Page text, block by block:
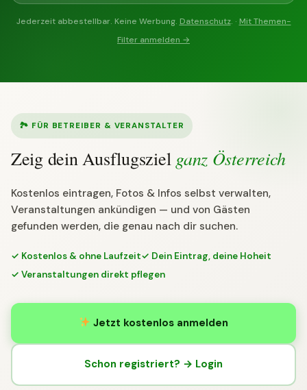
Jederzeit abbestellbar. Keine Werbung. Datenschutz. · Mit Themen-
Filter anmelden →
🏞 FÜR BETREIBER & VERANSTALTER
Zeig dein Ausflugsziel ganz Österreich
Kostenlos eintragen, Fotos & Infos selbst verwalten,
Veranstaltungen ankündigen — und von Gästen
gefunden werden, die genau nach dir suchen.
✓ Kostenlos & ohne Laufzeit✓ Dein Eintrag, deine Hoheit
✓ Veranstaltungen direkt pflegen
Jetzt kostenlos anmelden
Schon registriert? → Login